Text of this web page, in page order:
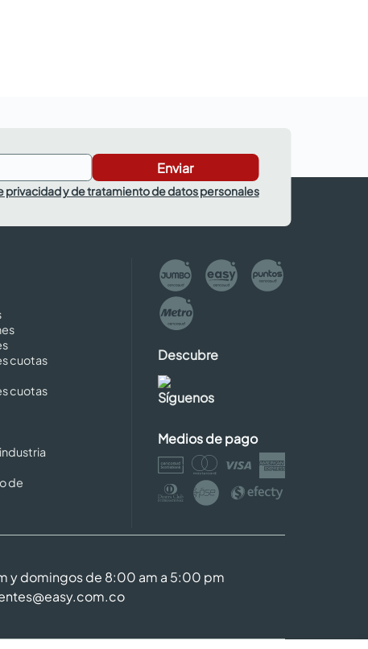
Enviar
privacidad y de tratamiento de datos personales
cuotas
cuotas
de
Descubre
Síguenos
Medios de pago
y domingos de 8:00 am a 5:00 pm